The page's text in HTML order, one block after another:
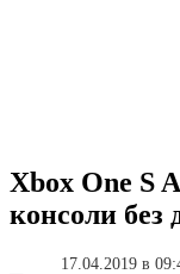
Xbox One S
консоли без
17.04.2019 в